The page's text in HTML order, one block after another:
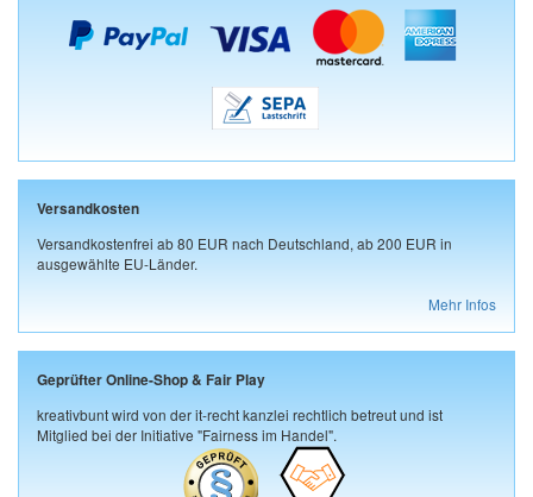
Versandkosten
Versandkostenfrei ab 80 EUR nach Deutschland, ab 200 EUR in
ausgewählte EU-Länder.
Mehr Infos
Geprüfter Online-Shop & Fair Play
kreativbunt wird von der it-recht kanzlei rechtlich betreut und ist
Mitglied bei der Initiative "Fairness im Handel".